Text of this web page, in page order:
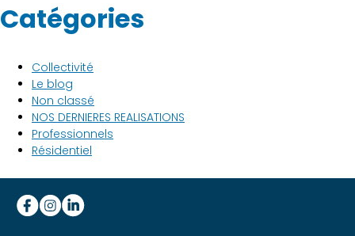
Catégories
Collectivité
Le blog
Non classé
NOS DERNIERES REALISATIONS
Professionnels
Résidentiel